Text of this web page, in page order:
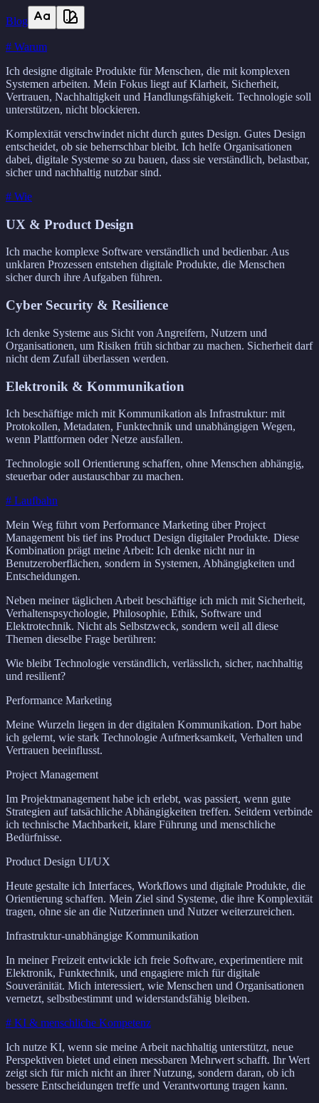
Blog
# Warum
Ich designe digitale Produkte für Menschen, die mit komplexen
Systemen arbeiten. Mein Fokus liegt auf Klarheit, Sicherheit,
Vertrauen, Nachhaltigkeit und Handlungsfähigkeit. Technologie soll
unterstützen, nicht blockieren.
Komplexität verschwindet nicht durch gutes Design. Gutes Design
entscheidet, ob sie beherrschbar bleibt. Ich helfe Organisationen
dabei, digitale Systeme so zu bauen, dass sie verständlich, belastbar,
sicher und nachhaltig nutzbar sind.
# Wie
UX & Product Design
Ich mache komplexe Software verständlich und bedienbar. Aus
unklaren Prozessen entstehen digitale Produkte, die Menschen
sicher durch ihre Aufgaben führen.
Cyber Security & Resilience
Ich denke Systeme aus Sicht von Angreifern, Nutzern und
Organisationen, um Risiken früh sichtbar zu machen. Sicherheit darf
nicht dem Zufall überlassen werden.
Elektronik & Kommunikation
Ich beschäftige mich mit Kommunikation als Infrastruktur: mit
Protokollen, Metadaten, Funktechnik und unabhängigen Wegen,
wenn Plattformen oder Netze ausfallen.
Technologie soll Orientierung schaffen, ohne Menschen abhängig,
steuerbar oder austauschbar zu machen.
# Laufbahn
Mein Weg führt vom Performance Marketing über Project
Management bis tief ins Product Design digitaler Produkte. Diese
Kombination prägt meine Arbeit: Ich denke nicht nur in
Benutzeroberflächen, sondern in Systemen, Abhängigkeiten und
Entscheidungen.
Neben meiner täglichen Arbeit beschäftige ich mich mit Sicherheit,
Verhaltenspsychologie, Philosophie, Ethik, Software und
Elektrotechnik. Nicht als Selbstzweck, sondern weil all diese
Themen dieselbe Frage berühren:
Wie bleibt Technologie verständlich, verlässlich, sicher, nachhaltig
und resilient?
Performance Marketing
Meine Wurzeln liegen in der digitalen Kommunikation. Dort habe
ich gelernt, wie stark Technologie Aufmerksamkeit, Verhalten und
Vertrauen beeinflusst.
Project Management
Im Projektmanagement habe ich erlebt, was passiert, wenn gute
Strategien auf tatsächliche Abhängigkeiten treffen. Seitdem verbinde
ich technische Machbarkeit, klare Führung und menschliche
Bedürfnisse.
Product Design UI/UX
Heute gestalte ich Interfaces, Workflows und digitale Produkte, die
Orientierung schaffen. Mein Ziel sind Systeme, die ihre Komplexität
tragen, ohne sie an die Nutzerinnen und Nutzer weiterzureichen.
Infrastruktur-unabhängige Kommunikation
In meiner Freizeit entwickle ich freie Software, experimentiere mit
Elektronik, Funktechnik, und engagiere mich für digitale
Souveränität. Mich interessiert, wie Menschen und Organisationen
vernetzt, selbstbestimmt und widerstandsfähig bleiben.
# KI & menschliche Kompetenz
Ich nutze KI, wenn sie meine Arbeit nachhaltig unterstützt, neue
Perspektiven bietet und einen messbaren Mehrwert schafft. Ihr Wert
zeigt sich für mich nicht an ihrer Nutzung, sondern daran, ob ich
bessere Entscheidungen treffe und Verantwortung tragen kann.